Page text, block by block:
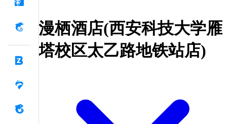
漫栖酒店(西安科技大学雁
塔校区太乙路地铁站店)